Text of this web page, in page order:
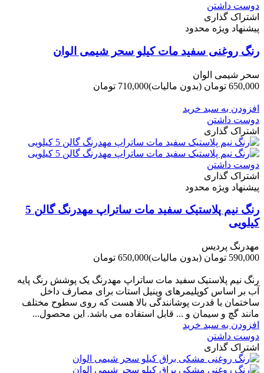
دوست داشتن
اشتراک گذاری
پیشنهاد ویژه محدود
رنگ روغنی سفید مات کیلو سحر شیمی الوان
سحر شیمی الوان
650,000 تومان
(بدون مالیات)710,000 تومان
افزودن به سبد خرید
دوست داشتن
اشتراک گذاری
دوست داشتن
اشتراک گذاری
پیشنهاد ویژه محدود
رنگ نیم پلاستیک سفید مات ساتراپ مهدرنگ گالن 5
کیلویی
مهدرنگ پردیس
590,000 تومان
(بدون مالیات)650,000 تومان
رنگ نیم پلاستیک سفید مات ساتراپ مهدرنگ یک پوشش رنگ پایه
آب بر اساس کوپلیمرهای وینیل استات برای مصارف داخل
ساختمان با قدرت پوشانندگی بالا هست که روی سطوح مختلف
مانند گچ و سیمان و ... قابل استفاده می باشد. این محصول...
افزودن به سبد خرید
دوست داشتن
اشتراک گذاری